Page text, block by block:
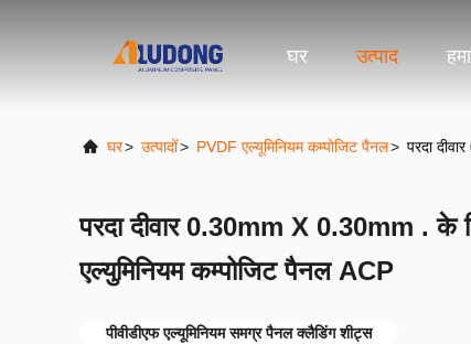
घर उत्पाद
घर> उत्पादों> PVDF एल्यूमिनियम कम्पोजिट पैनल> परदा
परदा दीवार 0.30mm X 0.30mm . के
एल्युमिनियम कम्पोजिट पैनल ACP
पीवीडीएफ एल्यूमिनियम समग्र पैनल क्लैडिंग शीट्स